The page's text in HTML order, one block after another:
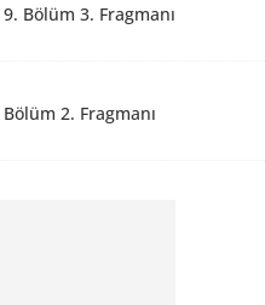
Bölüm 3. Fragmanı
2. Fragmanı